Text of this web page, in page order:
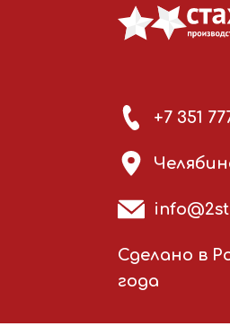
+7 351
Сделано в
года